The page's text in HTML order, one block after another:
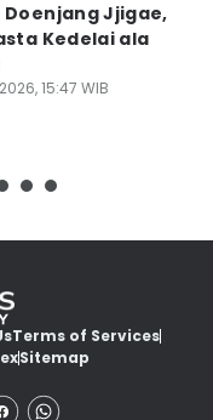
Doenjang Jjigae,
Kedelai ala
15:47 WIB
Terms of Services
Sitemap